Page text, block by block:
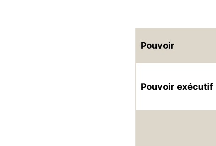
Pouvoir
Pouvoir exécutif